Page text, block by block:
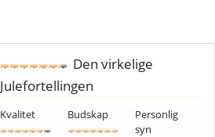
Den virkelige
Julefortellingen
Kvalitet Budskap
Personlig
syn